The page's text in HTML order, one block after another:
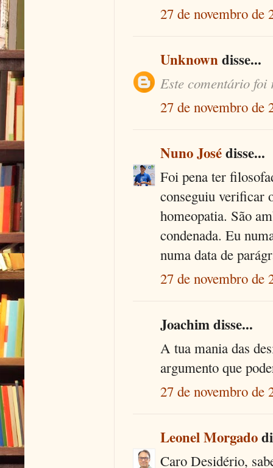
27 de novembro de
Unknowndisse...
Este comentário
27 de novembro de
Nuno Josédisse...
Foi pena ter
conseguiu verificar
homeopatia. São
condenada. Eu
numa data de
27 de novembro de
Joachim disse...
A tua mania das
argumento que
27 de novembro de
Leonel Morgado
Caro Desidério,